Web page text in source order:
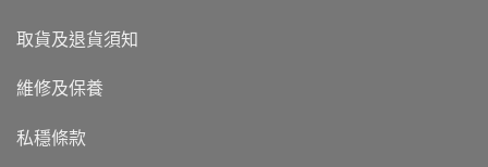
取貨及退貨須知
維修及保養
私穩條款